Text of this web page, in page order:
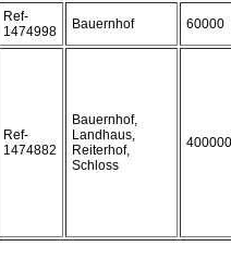
Ref-
1474998
Bauernhof 60000
Ref-
1474882
Bauernhof,
Landhaus,
Reiterhof,
Schloss
400000